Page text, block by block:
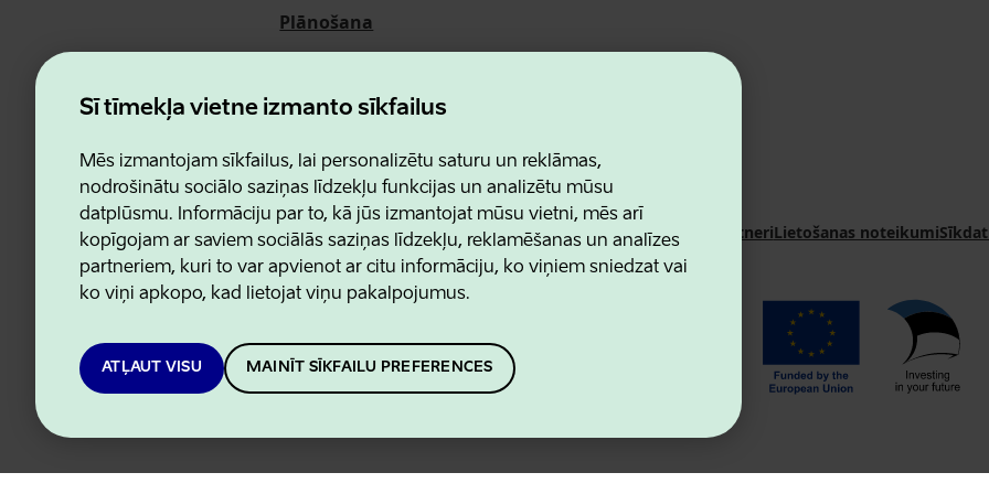
Šī tīmekļa vietne izmanto sīkfailus
Mēs izmantojam sīkfailus, lai personalizētu saturu un reklāmas,
nodrošinātu sociālo saziņas līdzekļu funkcijas un analizētu mūsu
datplūsmu. Informāciju par to, kā jūs izmantojat mūsu vietni, mēs arī
kopīgojam ar saviem sociālās saziņas līdzekļu, reklamēšanas un analīzes
partneriem, kuri to var apvienot ar citu informāciju, ko viņiem sniedzat vai
ko viņi apkopo, kad lietojat viņu pakalpojumus.
ATĻAUT VISU MAINĪT SĪKFAILU PREFERENCES
Plānošana
Par mums
Estonian Business and Innovation AgencyKontaktiSadarbības partneriLietošanas noteikumi